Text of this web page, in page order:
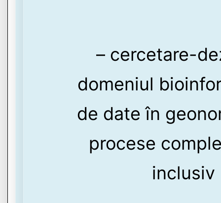
– cercetare-
domeniul
de date în
procese
inclusiv